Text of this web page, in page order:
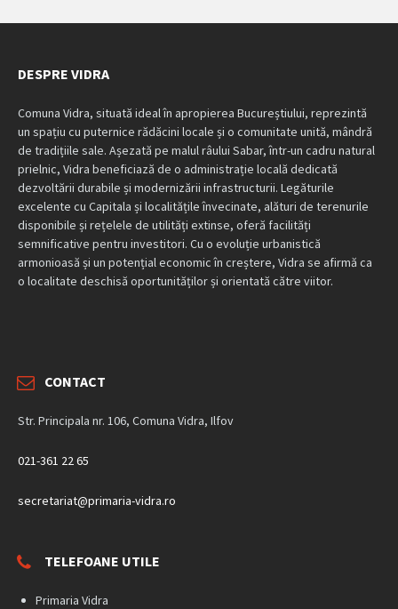
DESPRE VIDRA
Comuna Vidra, situată ideal în apropierea Bucureștiului, reprezintă
un spațiu cu puternice rădăcini locale și o comunitate unită, mândră
de tradițiile sale. Așezată pe malul râului Sabar, într-un cadru natural
prielnic, Vidra beneficiază de o administrație locală dedicată
dezvoltării durabile și modernizării infrastructurii. Legăturile
excelente cu Capitala și localitățile învecinate, alături de terenurile
disponibile și rețelele de utilități extinse, oferă facilități
semnificative pentru investitori. Cu o evoluție urbanistică
armonioasă și un potențial economic în creștere, Vidra se afirmă ca
o localitate deschisă oportunităților și orientată către viitor.
CONTACT
Str. Principala nr. 106, Comuna Vidra, Ilfov
021-361 22 65
secretariat@primaria-vidra.ro
TELEFOANE UTILE
Primaria Vidra